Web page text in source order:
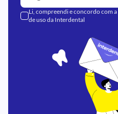
Li, compreendi e concordo com a
de usoda Interdental